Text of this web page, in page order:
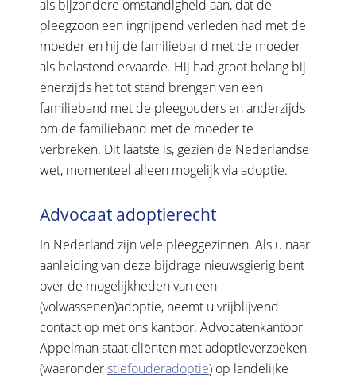
als bijzondere omstandigheid aan, dat de
pleegzoon een ingrijpend verleden had met de
moeder en hij de familieband met de moeder
als belastend ervaarde. Hij had groot belang bij
enerzijds het tot stand brengen van een
familieband met de pleegouders en anderzijds
om de familieband met de moeder te
verbreken. Dit laatste is, gezien de Nederlandse
wet, momenteel alleen mogelijk via adoptie.
Advocaat adoptierecht
In Nederland zijn vele pleeggezinnen. Als u naar
aanleiding van deze bijdrage nieuwsgierig bent
over de mogelijkheden van een
(volwassenen)adoptie, neemt u vrijblijvend
contact op met ons kantoor. Advocatenkantoor
Appelman staat cliënten met adoptieverzoeken
(waaronderstiefouderadoptie) op landelijke